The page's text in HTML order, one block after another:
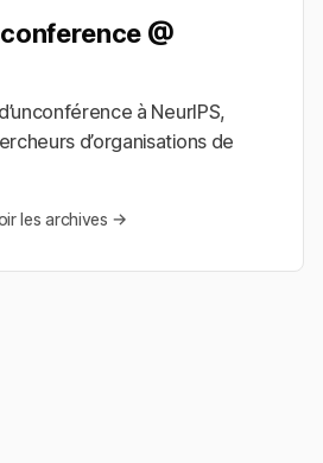
@
à NeurIPS,
d’organisations de
les archives →